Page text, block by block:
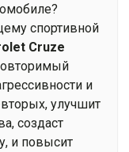
спортивной
Cruze
и
улучшит
создаст
и повысит